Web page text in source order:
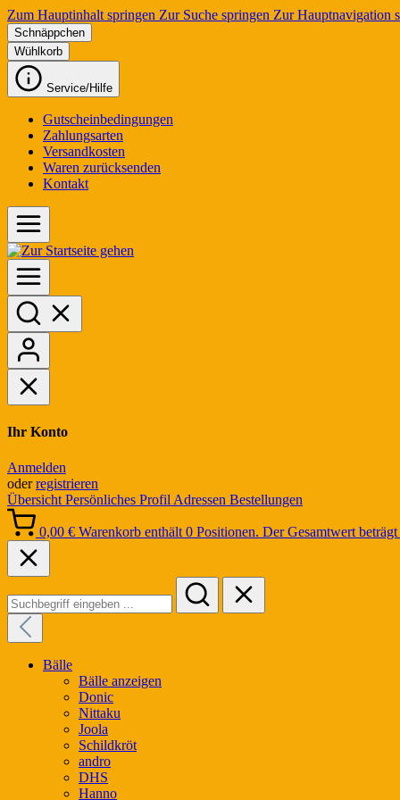
Zum Hauptinhalt springen Zur Suche springen Zur Hauptnavigation
Schnäppchen
Wühlkorb
Service/Hilfe
Gutscheinbedingungen
Zahlungsarten
Versandkosten
Waren zurücksenden
Kontakt
Ihr Konto
Anmelden
oderregistrieren
Übersicht Persönliches Profil Adressen Bestellungen
0,00 € Warenkorb enthält 0 Positionen. Der Gesamtwert
Bälle
Bälle anzeigen
Donic
Nittaku
Joola
Schildkröt
andro
DHS
Hanno